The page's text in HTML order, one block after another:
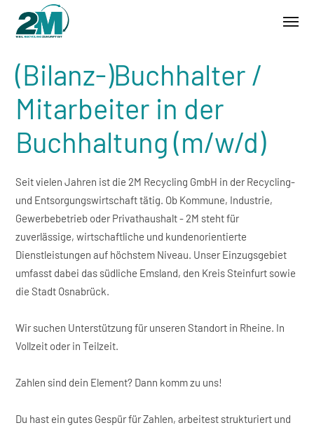
/WIR SUCHEN AB SOFORT
(Bilanz-)Buchhalter /
Mitarbeiter in der
Buchhaltung (m/w/d)
Seit vielen Jahren ist die 2M Recycling GmbH in der Recycling-
und Entsorgungswirtschaft tätig. Ob Kommune, Industrie,
Gewerbebetrieb oder Privathaushalt - 2M steht für
zuverlässige, wirtschaftliche und kundenorientierte
Dienstleistungen auf höchstem Niveau. Unser Einzugsgebiet
umfasst dabei das südliche Emsland, den Kreis Steinfurt sowie
die Stadt Osnabrück.
Wir suchen Unterstützung für unseren Standort in Rheine. In
Vollzeit oder in Teilzeit.
Zahlen sind dein Element? Dann komm zu uns!
Du hast ein gutes Gespür für Zahlen, arbeitest strukturiert und